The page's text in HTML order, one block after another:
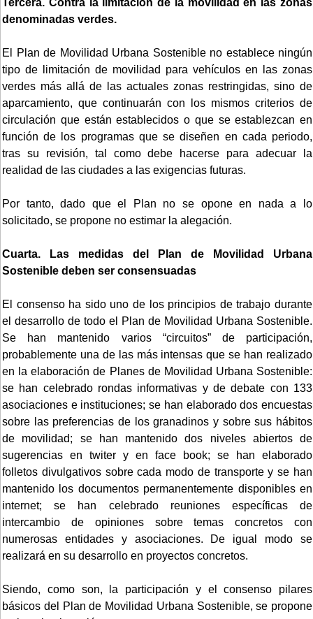
denominadas verdes.
El Plan de Movilidad Urbana Sostenible no establece ningún
tipo de limitación de movilidad para vehículos en las zonas
verdes más allá de las actuales zonas restringidas, sino de
aparcamiento, que continuarán con los mismos criterios de
circulación que están establecidos o que se establezcan en
función de los programas que se diseñen en cada periodo,
tras su revisión, tal como debe hacerse para adecuar la
realidad de las ciudades a las exigencias futuras.
Por tanto, dado que el Plan no se opone en nada a lo
solicitado, se propone no estimar la alegación.
Cuarta. Las medidas del Plan de Movilidad Urbana
Sostenible deben ser consensuadas
El consenso ha sido uno de los principios de trabajo durante
el desarrollo de todo el Plan de Movilidad Urbana Sostenible.
Se han mantenido varios “circuitos” de participación,
probablemente una de las más intensas que se han realizado
en la elaboración de Planes de Movilidad Urbana Sostenible:
se han celebrado rondas informativas y de debate con 133
asociaciones e instituciones; se han elaborado dos encuestas
sobre las preferencias de los granadinos y sobre sus hábitos
de movilidad; se han mantenido dos niveles abiertos de
sugerencias en twiter y en face book; se han elaborado
folletos divulgativos sobre cada modo de transporte y se han
mantenido los documentos permanentemente disponibles en
internet; se han celebrado reuniones específicas de
intercambio de opiniones sobre temas concretos con
numerosas entidades y asociaciones. De igual modo se
realizará en su desarrollo en proyectos concretos.
Siendo, como son, la participación y el consenso pilares
básicos del Plan de Movilidad Urbana Sostenible, se propone